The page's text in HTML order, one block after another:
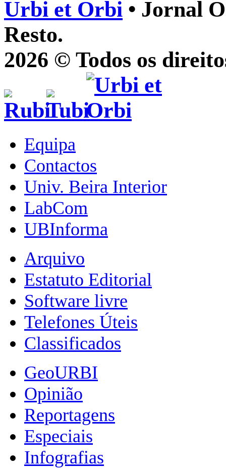
Urbi et Orbi • Jornal
Resto.
2026 © Todos os
Equipa
Contactos
Univ. Beira Interior
LabCom
UBInforma
Arquivo
Estatuto Editorial
Software livre
Telefones Úteis
Classificados
GeoURBI
Opinião
Reportagens
Especiais
Infografias